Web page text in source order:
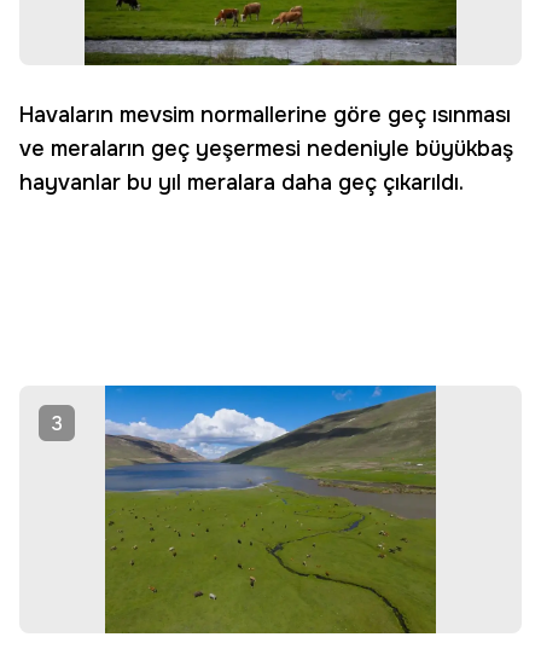
Havaların mevsim normallerine göre geç ısınması
ve meraların geç yeşermesi nedeniyle büyükbaş
hayvanlar bu yıl meralara daha geç çıkarıldı.
3